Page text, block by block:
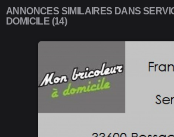
ANNONCES SIMILAIRES DANS
DOMICILE (14)